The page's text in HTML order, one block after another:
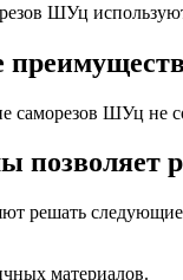
ШУц
саморезов ШУц не
позволяет
решать следующие
материалов.